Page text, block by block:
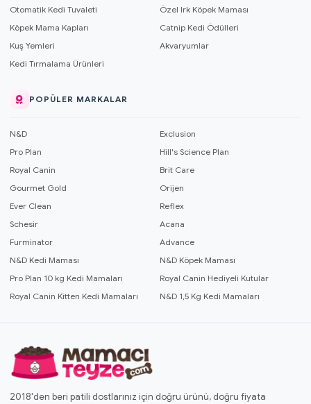
Otomatik Kedi Tuvaleti
Özel Irk Köpek Maması
Köpek Mama Kapları
Catnip Kedi Ödülleri
Kuş Yemleri
Akvaryumlar
Kedi Tırmalama Ürünleri
POPÜLER MARKALAR
N&D
Exclusion
Pro Plan
Hill's Science Plan
Royal Canin
Brit Care
Gourmet Gold
Orijen
Ever Clean
Reflex
Schesir
Acana
Furminator
Advance
N&D Kedi Maması
N&D Köpek Maması
Pro Plan 10 kg Kedi Mamaları
Royal Canin Hediyeli Kutular
Royal Canin Kitten Kedi Mamaları
N&D 1,5 Kg Kedi Mamaları
2018'den beri patili dostlarınız için doğru ürünü, doğru fiyata